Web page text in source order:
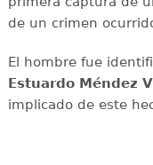
de un crimen
El hombre fue
Estuardo Méndez
implicado de este